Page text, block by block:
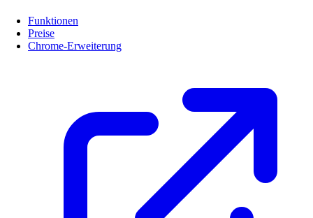
Funktionen
Preise
Chrome-Erweiterung